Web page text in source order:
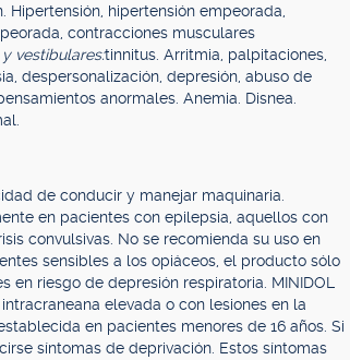
hipertensión empeorada,
contracciones musculares
vestibulares:tinnitus. Arritmia, palpitaciones,
despersonalización, depresión, abuso de
anormales. Anemia. Disnea.
de conducir y manejar maquinaria.
en pacientes con epilepsia, aquellos con
convulsivas. No se recomienda su uso en
sensibles a los opiáceos, el producto sólo
en riesgo de depresión respiratoria. MINIDOL
elevada o con lesiones en la
en pacientes menores de 16 años. Si
síntomas de deprivación. Estos síntomas